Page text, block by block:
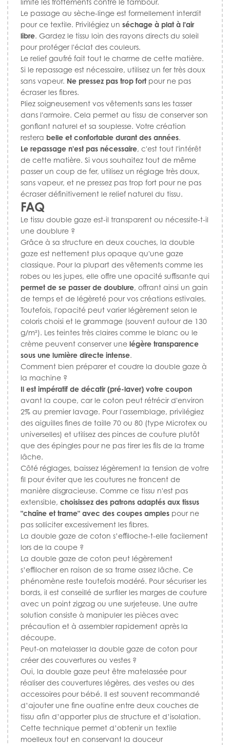
Le passage au sèche-linge est formellement interdit
pour ce textile. Privilégiez un séchage à plat à l'air
libre. Gardez le tissu loin des rayons directs du soleil
pour protéger l'éclat des couleurs.
Le relief gaufré fait tout le charme de cette matière.
Si le repassage est nécessaire, utilisez un fer très doux
sans vapeur. Ne pressez pas trop fort pour ne pas
écraser les fibres.
Pliez soigneusement vos vêtements sans les tasser
dans l'armoire. Cela permet au tissu de conserver son
gonflant naturel et sa souplesse. Votre création
restera belle et confortable durant des années.
Le repassage n'est pas nécessaire, c'est tout l'intérêt
de cette matière. Si vous souhaitez tout de même
passer un coup de fer, utilisez un réglage très doux,
sans vapeur, et ne pressez pas trop fort pour ne pas
écraser définitivement le relief naturel du tissu.
FAQ
Le tissu double gaze est-il transparent ou nécessite-t-il
une doublure ?
Grâce à sa structure en deux couches, la double
gaze est nettement plus opaque qu'une gaze
classique. Pour la plupart des vêtements comme les
robes ou les jupes, elle offre une opacité suffisante qui
permet de se passer de doublure, offrant ainsi un gain
de temps et de légèreté pour vos créations estivales.
Toutefois, l'opacité peut varier légèrement selon le
coloris choisi et le grammage (souvent autour de 130
g/m²). Les teintes très claires comme le blanc ou le
crème peuvent conserver une légère transparence
sous une lumière directe intense.
Comment bien préparer et coudre la double gaze à
la machine ?
Il est impératif de décatir (pré-laver) votre coupon
avant la coupe, car le coton peut rétrécir d'environ
2% au premier lavage. Pour l'assemblage, privilégiez
des aiguilles fines de taille 70 ou 80 (type Microtex ou
universelles) et utilisez des pinces de couture plutôt
que des épingles pour ne pas tirer les fils de la trame
lâche.
Côté réglages, baissez légèrement la tension de votre
fil pour éviter que les coutures ne froncent de
manière disgracieuse. Comme ce tissu n'est pas
extensible, choisissez des patrons adaptés aux tissus
"chaîne et trame" avec des coupes amples pour ne
pas solliciter excessivement les fibres.
La double gaze de coton s’effiloche-t-elle facilement
lors de la coupe ?
La double gaze de coton peut légèrement
s’effilocher en raison de sa trame assez lâche. Ce
phénomène reste toutefois modéré. Pour sécuriser les
bords, il est conseillé de surfiler les marges de couture
avec un point zigzag ou une surjeteuse. Une autre
solution consiste à manipuler les pièces avec
précaution et à assembler rapidement après la
découpe.
Peut-on matelasser la double gaze de coton pour
créer des couvertures ou vestes ?
Oui, la double gaze peut être matelassée pour
réaliser des couvertures légères, des vestes ou des
accessoires pour bébé. Il est souvent recommandé
d’ajouter une fine ouatine entre deux couches de
tissu afin d’apporter plus de structure et d’isolation.
Cette technique permet d’obtenir un textile
moelleux tout en conservant la douceur